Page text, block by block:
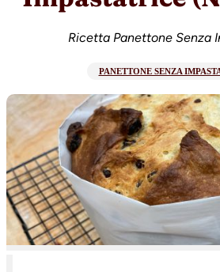
Ricetta Panettone Senza
PANETTONE SENZA